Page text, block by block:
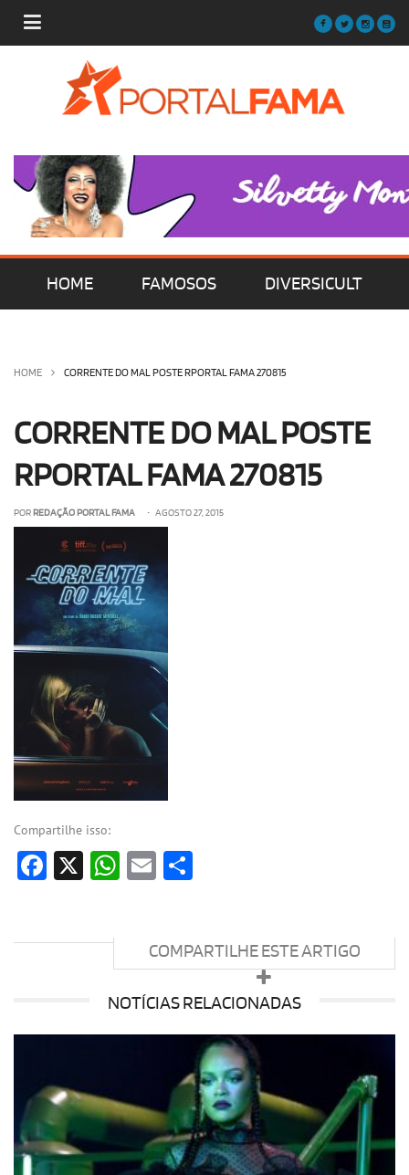
HOME FAMOSOS DIVERSICULT
OLHA ISSO! EU QUERO!
HOME CORRENTE DO MAL POSTE RPORTAL FAMA 270815
CORRENTE DO MAL POSTE
RPORTAL FAMA 270815
POR REDAÇÃO PORTAL FAMA • AGOSTO 27, 2015
Compartilhe isso:
Facebook
X WhatsApp
Email
COMPARTILHE ESTE ARTIGO
NOTÍCIAS RELACIONADAS